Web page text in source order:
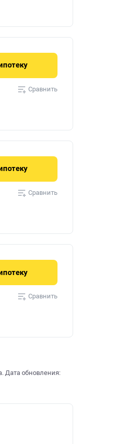
Сравнить
Сравнить
Сравнить
Дата обновления: